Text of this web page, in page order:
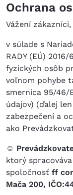
Ochrana
Vážení zákazníci,
v súlade s
RADY (EÚ)
fyzických osôb
voľnom pohybe
smernica 95/46/
údajov) (ďalej
zabezpečení a
ako
☺
ktorý
spoločnosť ff
Mača 200,